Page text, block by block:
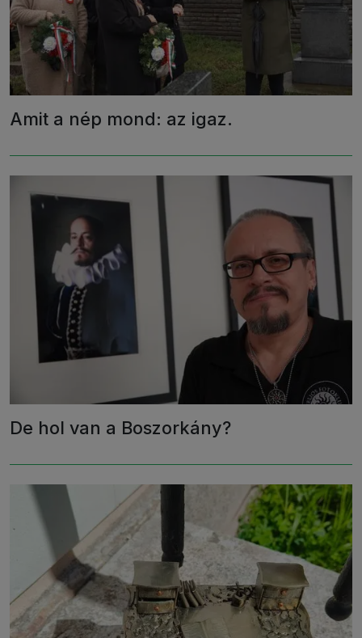
Amit a nép mond: az igaz.
De hol van a Boszorkány?